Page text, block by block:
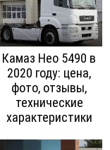
Камаз Нео 5490 в
2020 году: цена,
фото, отзывы,
технические
характеристики